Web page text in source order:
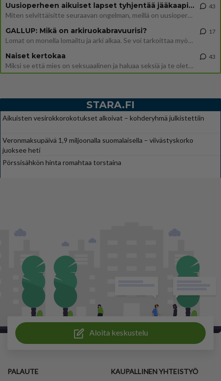
Uusioperheen aikuiset lapset tyhjentää jääkaapin käydessään
Miten selvittäisitte seuraavan ongelman, meillä on uusioperhe, minulla teini-ikäiset lapset ja puolisolla aikuiset, jotk
43
GALLUP: Mikä on arkiruokabravuurisi?
Lomat on monella lomailtu ja arki alkaa. Se voi tarkoittaa myös sitä, että grillailut on grillattu ja palataan arjen ruo
17
Naiset kertokaa
Miksi se että mies on seksuaalinen ja haluaa seksiä ja te olette hänen mielestänne haluttava on vastenmielistä? Mikä sii
43
STARA.FI
Aikuisten vesirokkorokotukset alkoivat – kohderyhmä julkistettiin
Veronmaksupäivä 1,9 miljoonalla suomalaisella – viivästyskorko
juoksee heti
Pörssisähkön hinta romahtaa torstaina
Aloita keskustelu
PALAUTE KAUPALLINEN YHTEISTYÖ